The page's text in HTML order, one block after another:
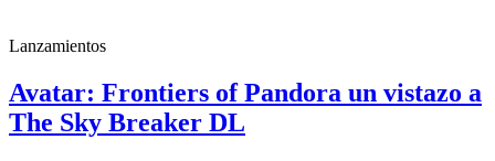
Lanzamientos
Avatar: Frontiers of Pandora un vistazo a
The Sky Breaker DL